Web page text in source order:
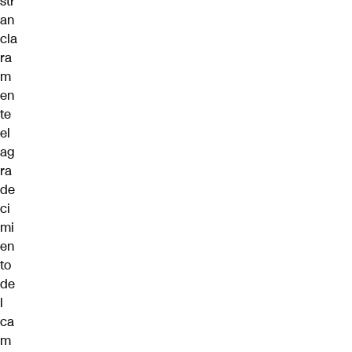
an
cla
ra
m
en
te
el
ag
ra
de
ci
mi
en
to
de
l
ca
m